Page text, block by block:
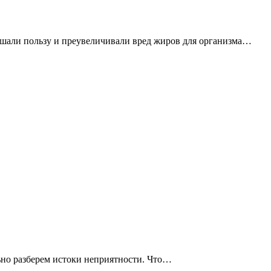
пользу и преувеличивали вред жиров для организма…
разберем истоки неприятности. Что…